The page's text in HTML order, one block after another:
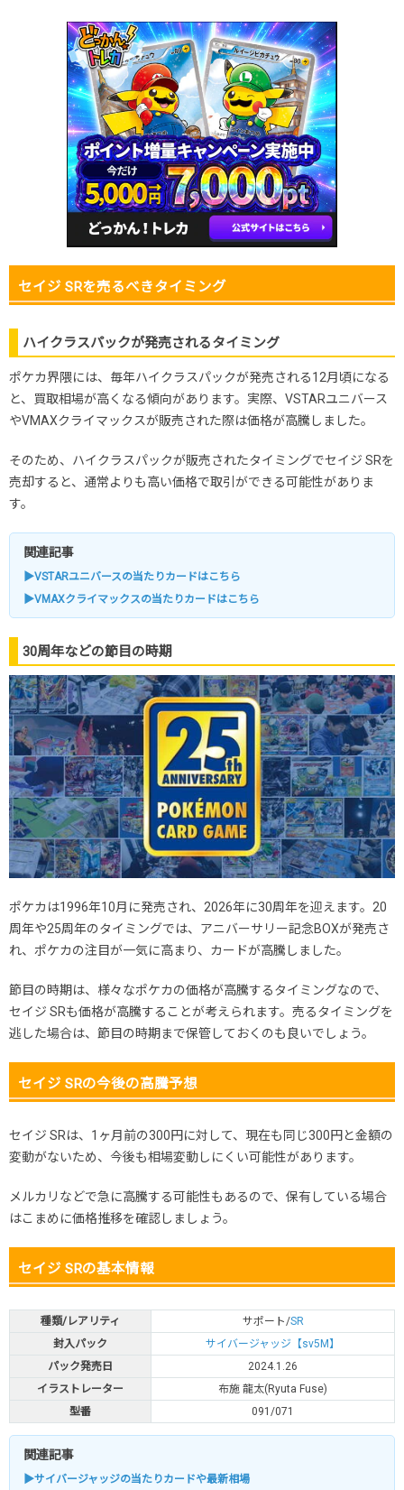
セイジ SRを売るべきタイミング
ハイクラスパックが発売されるタイミング
ポケカ界隈には、毎年ハイクラスパックが発売される12月頃になる
と、買取相場が高くなる傾向があります。実際、VSTARユニバース
やVMAXクライマックスが販売された際は価格が高騰しました。
そのため、ハイクラスパックが販売されたタイミングでセイジ SRを
売却すると、通常よりも高い価格で取引ができる可能性がありま
す。
関連記事
▶VSTARユニバースの当たりカードはこちら
▶VMAXクライマックスの当たりカードはこちら
30周年などの節目の時期
ポケカは1996年10月に発売され、2026年に30周年を迎えます。20
周年や25周年のタイミングでは、アニバーサリー記念BOXが発売さ
れ、ポケカの注目が一気に高まり、カードが高騰しました。
節目の時期は、様々なポケカの価格が高騰するタイミングなので、
セイジ SRも価格が高騰することが考えられます。売るタイミングを
逃した場合は、節目の時期まで保管しておくのも良いでしょう。
セイジ SRの今後の高騰予想
セイジ SRは、1ヶ月前の300円に対して、現在も同じ300円と金額の
変動がないため、今後も相場変動しにくい可能性があります。
メルカリなどで急に高騰する可能性もあるので、保有している場合
はこまめに価格推移を確認しましょう。
セイジ SRの基本情報
種類/レアリティ サポート/SR
封入パック
サイバージャッジ【sv5M】
パック発売日
2024.1.26
イラストレーター
布施 龍太(Ryuta Fuse)
型番
091/071
関連記事
▶サイバージャッジの当たりカードや最新相場